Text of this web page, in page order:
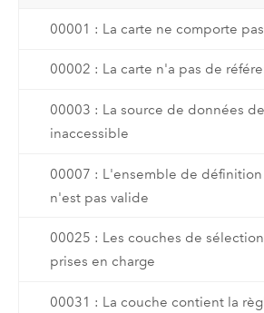
00001 : La carte ne comporte
00002 : La carte n'a pas de
00003 : La source de données
inaccessible
00007 : L'ensemble de
n'est pas valide
00025 : Les couches de
prises en charge
00031 : La couche contient la